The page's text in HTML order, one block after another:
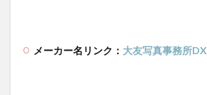
メーカー名リンク： 大友写真事務所DX